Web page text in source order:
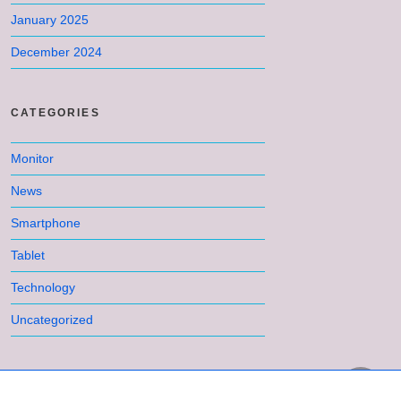
January 2025
December 2024
CATEGORIES
Monitor
News
Smartphone
Tablet
Technology
Uncategorized